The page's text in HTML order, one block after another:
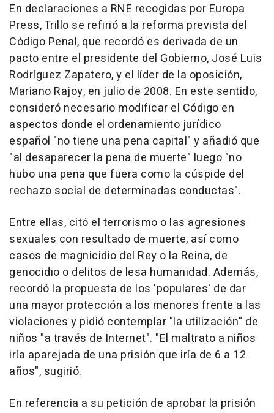
En declaraciones a RNE recogidas por Europa
Press, Trillo se refirió a la reforma prevista del
Código Penal, que recordó es derivada de un
pacto entre el presidente del Gobierno, José Luis
Rodríguez Zapatero, y el líder de la oposición,
Mariano Rajoy, en julio de 2008. En este sentido,
consideró necesario modificar el Código en
aspectos donde el ordenamiento jurídico
español "no tiene una pena capital" y añadió que
"al desaparecer la pena de muerte" luego "no
hubo una pena que fuera como la cúspide del
rechazo social de determinadas conductas".
Entre ellas, citó el terrorismo o las agresiones
sexuales con resultado de muerte, así como
casos de magnicidio del Rey o la Reina, de
genocidio o delitos de lesa humanidad. Además,
recordó la propuesta de los 'populares' de dar
una mayor protección a los menores frente a las
violaciones y pidió contemplar "la utilización" de
niños "a través de Internet". "El maltrato a niños
iría aparejada de una prisión que iría de 6 a 12
años", sugirió.
En referencia a su petición de aprobar la prisión